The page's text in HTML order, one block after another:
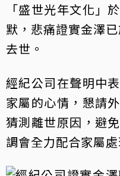
「盛世光年文化」
默，悲痛證實金澤
去世。
經紀公司在聲明中
家屬的心情，懇請
猜測離世原因，避
調會全力配合家屬